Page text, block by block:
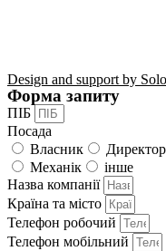
Design and support by
Форма запиту
ПІБ
Посада
Власник
Директор
Механік
інше
Назва компанії
Країна та місто
Телефон робочий
Телефон мобільний